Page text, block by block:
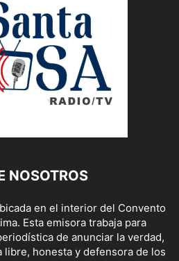
NOSOTROS
en el interior del Convento
Esta emisora trabaja para
de anunciar la verdad,
libre, honesta y defensora de los